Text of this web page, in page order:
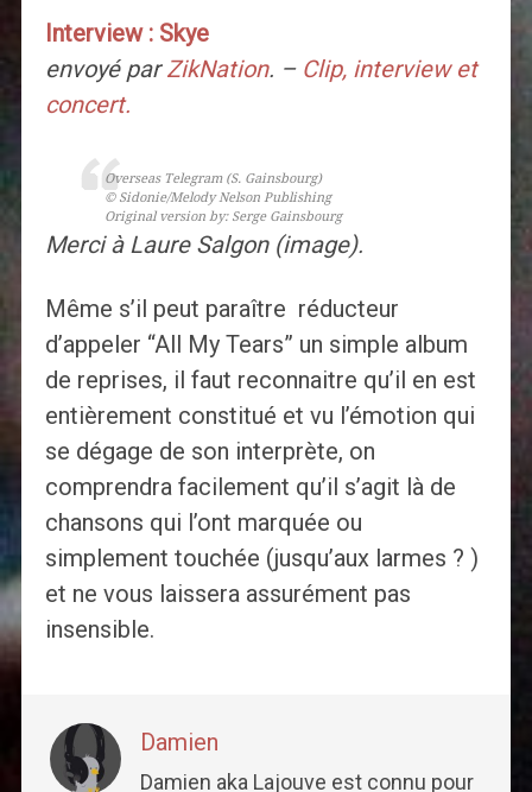
Interview : Skye
envoyé parZikNation. – Clip, interview et
concert.
Overseas Telegram(S. Gainsbourg)
© Sidonie/Melody Nelson Publishing
Original version by: Serge Gainsbourg
Merci à Laure Salgon (image).
Même s’il peut paraître réducteur
d’appeler “All My Tears” un simple album
de reprises, il faut reconnaitre qu’il en est
entièrement constitué et vu l’émotion qui
se dégage de son interprète, on
comprendra facilement qu’il s’agit là de
chansons qui l’ont marquée ou
simplement touchée (jusqu’aux larmes ? )
et ne vous laissera assurément pas
insensible.
Damien
Damien aka Lajouve est connu pour